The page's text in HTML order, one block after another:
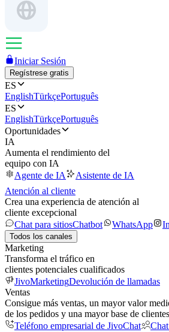
Iniciar Sesión
Regístrese gratis
ES
EnglishTürkçePortuguês
ES
EnglishTürkçePortuguês
Oportunidades
IA
Aumenta el rendimiento del
equipo con IA
Agente de IA
Asistente de IA
Atención al cliente
Crea una experiencia de atención al
cliente excepcional
Chat para sitiosChatbot WhatsApp
Todos los canales
Marketing
Transforma el tráfico en
clientes potenciales cualificados
JivoMarketingDevolución de llamadas
Ventas
Consigue más ventas, un mayor valor
de los pedidos y una mayor base de clientes
Teléfono empresarial de JivoChat